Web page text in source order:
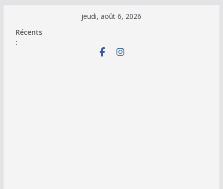
contenu
jeudi, août 6, 2026
Récents
: